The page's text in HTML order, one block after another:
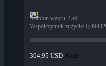
Szablon wzoru: 156
Współczynnik zużycia:
304,95 USD Kup